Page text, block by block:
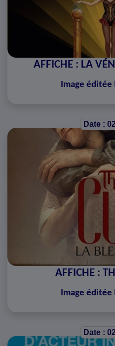
AFFICHE : LA
Image
Date :
AFFICHE :
Image
Date :